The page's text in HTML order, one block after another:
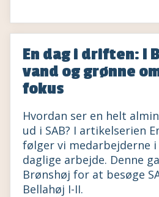
En dag i driften: I
vand og grønne
fokus
Hvordan ser en helt
ud i SAB? I artikelserien
følger vi medarbejderne i
daglige arbejde. Denne
Brønshøj for at besøge
Bellahøj I-II.